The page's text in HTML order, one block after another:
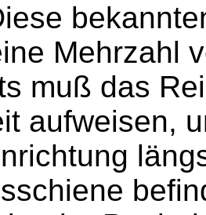
Mehrzahl
muß das
aufweisen,